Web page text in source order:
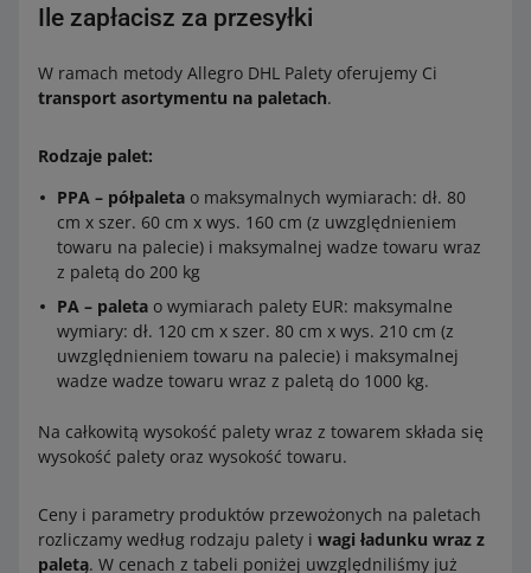
Ile zapłacisz za przesyłki
W ramach metody Allegro DHL Palety oferujemy Ci
transport asortymentu na paletach.
Rodzaje palet:
PPA – półpaleta o maksymalnych wymiarach: dł. 80
cm x szer. 60 cm x wys. 160 cm (z uwzględnieniem
towaru na palecie) i maksymalnej wadze towaru wraz
z paletą do 200 kg
PA – paleta o wymiarach palety EUR: maksymalne
wymiary: dł. 120 cm x szer. 80 cm x wys. 210 cm (z
uwzględnieniem towaru na palecie) i maksymalnej
wadze wadze towaru wraz z paletą do 1000 kg.
Na całkowitą wysokość palety wraz z towarem składa się
wysokość palety oraz wysokość towaru.
Ceny i parametry produktów przewożonych na paletach
rozliczamy według rodzaju palety i wagi ładunku wraz z
paletą. W cenach z tabeli poniżej uwzględniliśmy już